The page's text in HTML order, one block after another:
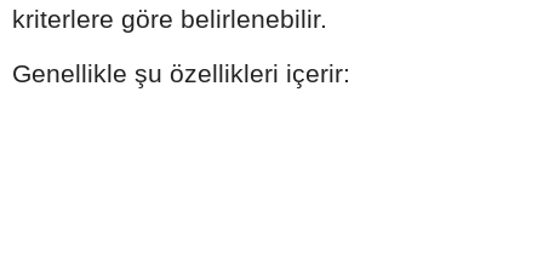
kriterlere göre belirlenebilir.
Genellikle şu özellikleri içerir: